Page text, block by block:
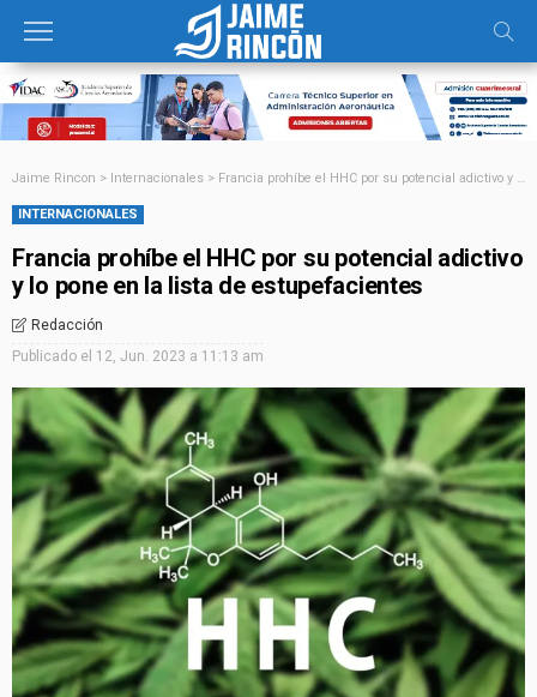
Jaime Rincon > Internacionales > Francia prohíbe el HHC por su potencial adictivo y lo pone en la lista de estupefacientes
INTERNACIONALES
Francia prohíbe el HHC por su potencial adictivo
y lo pone en la lista de estupefacientes
Redacción
Publicado el 12, Jun. 2023 a 11:13 am